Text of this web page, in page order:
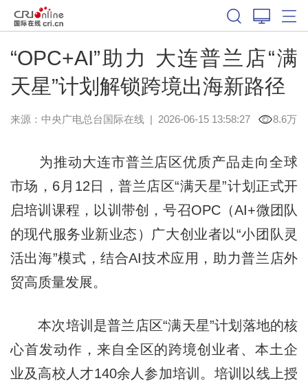
“OPC+AI”助力 大连普兰店“满
天星”计划解锁跨境出海新路径
来源：中央广电总台国际在线| 2026-06-15 13:58:27 8.6万
为推动大连市普兰店区优质产品走向全球
市场，6月12日，普兰店区“满天星”计划正式开
启培训课程，以训带创，号召OPC（AI+微团队
的现代服务业新业态）广大创业者以“小团队灵
活出海”模式，结合AI技术应用，助力普兰店外
贸高质量发展。
本次培训是普兰店区“满天星”计划落地的核
心首发动作，来自全区的跨境创业者、本土企
业及高校人才140余人参加培训。培训以线上授